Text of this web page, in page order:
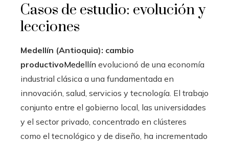
Casos de estudio: evolución y
lecciones
Medellín (Antioquia): cambio
productivoMedellín evolucionó de una economía
industrial clásica a una fundamentada en
innovación, salud, servicios y tecnología. El trabajo
conjunto entre el gobierno local, las universidades
y el sector privado, concentrado en clústeres
como el tecnológico y de diseño, ha incrementado